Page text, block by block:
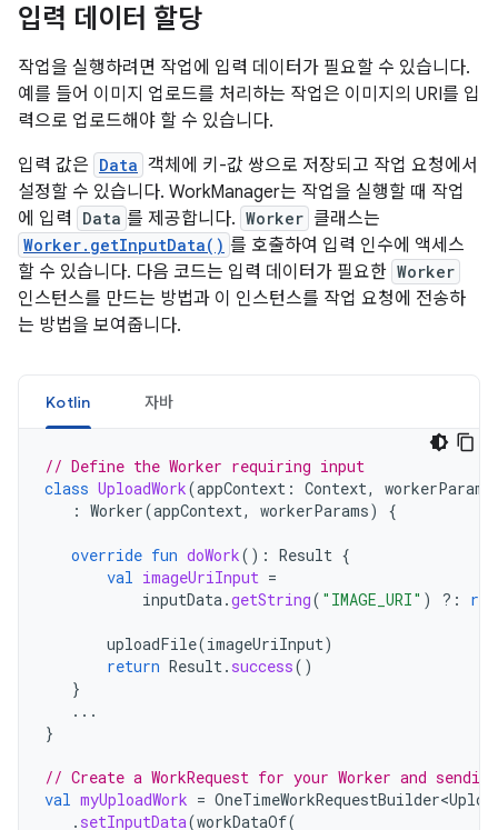
입력 데이터 할당
작업을 실행하려면 작업에 입력 데이터가 필요할 수 있습니다.
예를 들어 이미지 업로드를 처리하는 작업은 이미지의 URI를 입
력으로 업로드해야 할 수 있습니다.
입력 값은 Data 객체에 키-값 쌍으로 저장되고 작업 요청에서
설정할 수 있습니다. WorkManager는 작업을 실행할 때 작업
에 입력
Data 를 제공합니다. Worker 클래스는
Worker.getInputData() 를 호출하여 입력 인수에 액세스
할 수 있습니다. 다음 코드는 입력 데이터가 필요한 Worker
인스턴스를 만드는 방법과 이 인스턴스를 작업 요청에 전송하
는 방법을 보여줍니다.
Kotlin 자바
// Define the Worker requiring input
class UploadWork(appContext : Context, workerParams
: Worker(appContext, workerParams) {
override fun doWork(): Result {
val imageUriInput =
inputData.getString( "IMAGE_URI" ) ?:
uploadFile(imageUriInput)
return Result. success()
}
...
}
// Create a WorkRequest for your Worker and
val myUploadWork =
. setInputData(workDataOf(